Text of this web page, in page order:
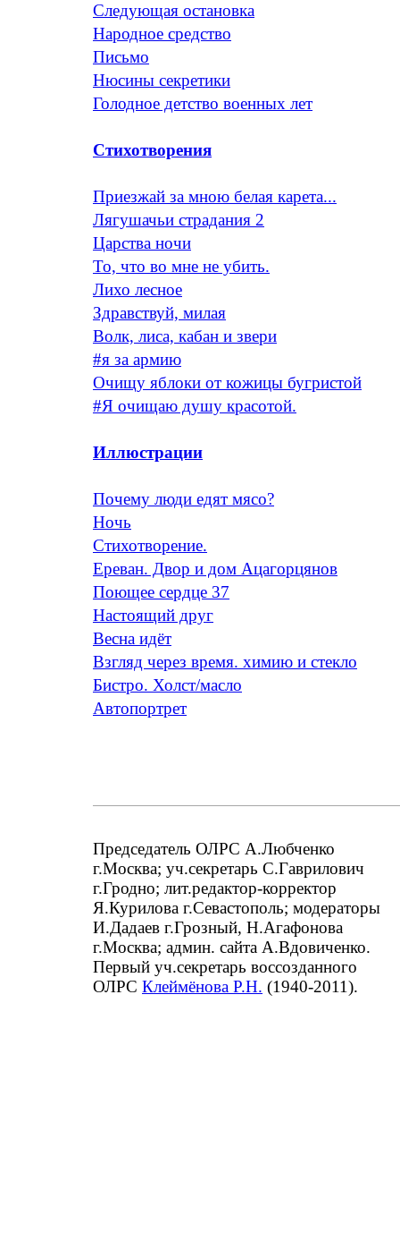
Следующая остановка
Народное средство
Письмо
Нюсины секретики
Голодное детство военных лет
Стихотворения
Приезжай за мною белая карета...
Лягушачьи страдания 2
Царства ночи
То, что во мне не убить.
Лихо лесное
Здравствуй, милая
Волк, лиса, кабан и звери
#я за армию
Очищу яблоки от кожицы бугристой
#Я очищаю душу красотой.
Иллюстрации
Почему люди едят мясо?
Ночь
Стихотворение.
Ереван. Двор и дом Ацагорцянов
Поющее сердце 37
Настоящий друг
Весна идёт
Взгляд через время. химию и стекло
Бистро. Холст/масло
Автопортрет
Председатель ОЛРС А.Любченко
г.Москва; уч.секретарь С.Гаврилович
г.Гродно; лит.редактор-корректор
Я.Курилова г.Севастополь; модераторы
И.Дадаев г.Грозный, Н.Агафонова
г.Москва; админ. сайта А.Вдовиченко.
Первый уч.секретарь воссозданного
ОЛРС Клеймёнова Р.Н. (1940-2011).